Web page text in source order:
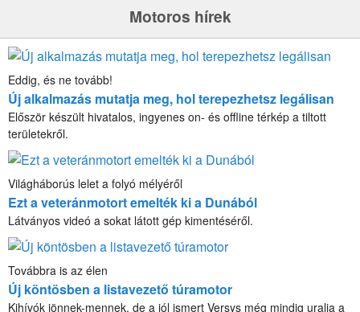
Motoros hírek
Eddig, és ne tovább!
Új alkalmazás mutatja meg, hol terepezhetsz legálisan
Először készült hivatalos, ingyenes on- és offline térkép a tiltott
területekről.
Világháborús lelet a folyó mélyéről
Ezt a veteránmotort emelték ki a Dunából
Látványos videó a sokat látott gép kimentéséről.
Továbbra is az élen
Új köntösben a listavezető túramotor
Kihívók jönnek-mennek, de a jól ismert Versys még mindig uralja a